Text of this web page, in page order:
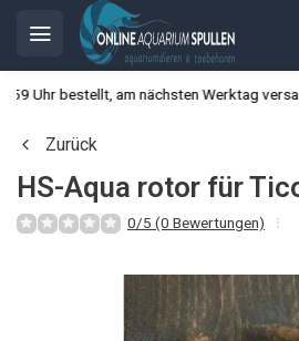
Uhr bestellt, am nächsten Werktag
Zurück
HS-Aqua rotor für
0/5 (0 Bewertungen)